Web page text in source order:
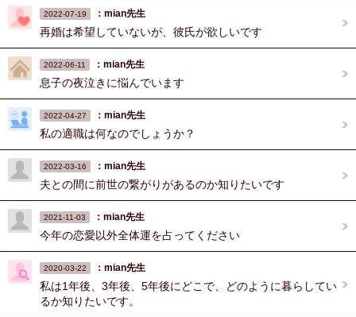
2022-07-19 ：mian先生
再婚は希望していないが、彼氏が欲しいです
2022-06-11 ：mian先生
息子の夜泣きに悩んでいます
2022-04-27 ：mian先生
私の適職は何なのでしょうか？
2022-03-16 ：mian先生
夫との間に前世の繋がりがあるのか知りたいです
2021-11-03 ：mian先生
今年の恋愛以外全体運を占ってください
2020-03-22 ：mian先生
私は1年後、3年後、5年後にどこで、どのように暮らしてい
るか知りたいです。